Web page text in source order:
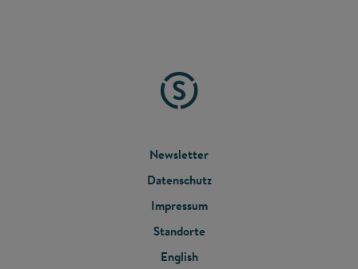
FOOTER
MENU
Newsletter
Datenschutz
Impressum
Standorte
English